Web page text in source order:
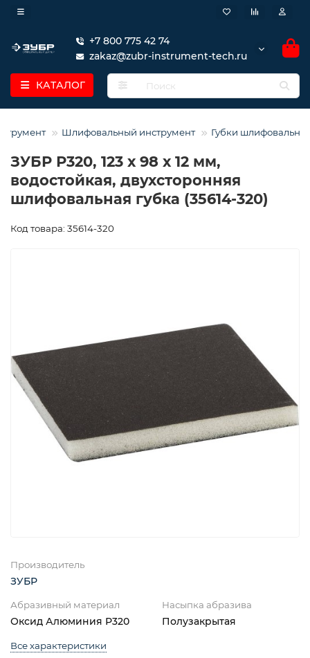
+7 800 775 42 74
zakaz@zubr-instrument-tech.ru
КАТАЛОГ
Шлифовальный инструмент Губки
ЗУБР Р320, 123 х 98 х 12 мм,
водостойкая, двухсторонняя
шлифовальная губка (35614-320)
Код товара: 35614-320
Производитель
ЗУБР
Абразивный материал
Оксид Алюминия Р320
Насыпка абразива
Полузакрытая
Все характеристики